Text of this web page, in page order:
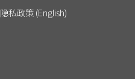
隐私政策 (English)